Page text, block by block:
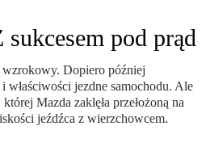
pod prąd
Dopiero później
właściwości jezdne samochodu. Ale
Mazda zaklęła przełożoną na
jeźdźca z wierzchowcem.